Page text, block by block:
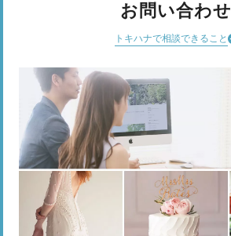
お問い合わせ
トキハナで相談できること